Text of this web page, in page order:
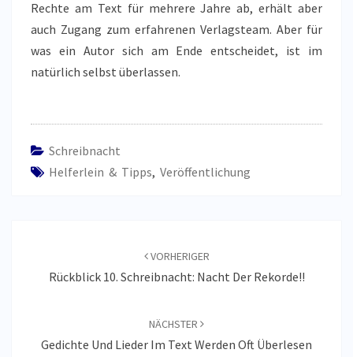
Rechte am Text für mehrere Jahre ab, erhält aber
auch Zugang zum erfahrenen Verlagsteam. Aber für
was ein Autor sich am Ende entscheidet, ist im
natürlich selbst überlassen.
Schreibnacht
Helferlein & Tipps, Veröffentlichung
VORHERIGER
Rückblick 10. Schreibnacht: Nacht Der Rekorde!!
NÄCHSTER
Gedichte Und Lieder Im Text Werden Oft Überlesen